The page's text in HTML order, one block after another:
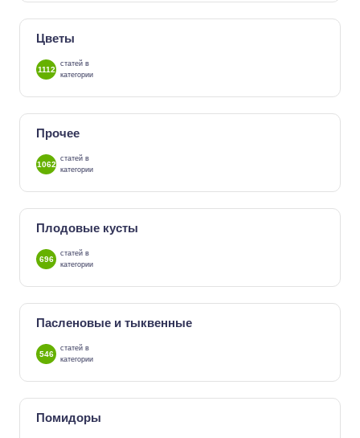
Цветы
1112
статей в
категории
Прочее
1062
статей в
категории
Плодовые кусты
696
статей в
категории
Пасленовые и тыквенные
546
статей в
категории
Помидоры